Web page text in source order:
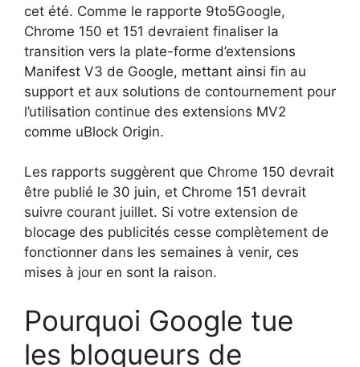
cet été. Comme le rapporte 9to5Google,
Chrome 150 et 151 devraient finaliser la
transition vers la plate-forme d’extensions
Manifest V3 de Google, mettant ainsi fin au
support et aux solutions de contournement pour
l’utilisation continue des extensions MV2
comme uBlock Origin.
Les rapports suggèrent que Chrome 150 devrait
être publié le 30 juin, et Chrome 151 devrait
suivre courant juillet. Si votre extension de
blocage des publicités cesse complètement de
fonctionner dans les semaines à venir, ces
mises à jour en sont la raison.
Pourquoi Google tue
les bloqueurs de